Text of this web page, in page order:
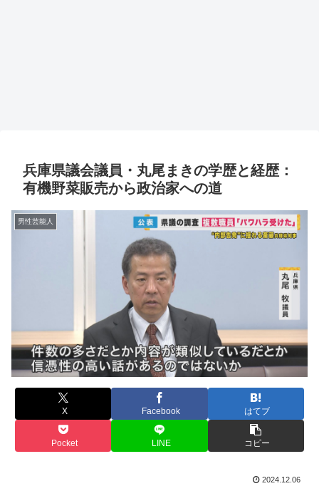
兵庫県議会議員・丸尾まきの学歴と経歴：
有機野菜販売から政治家への道
男性芸能人
X Facebook はてブ
Pocket LINE コピー
2024.12.06